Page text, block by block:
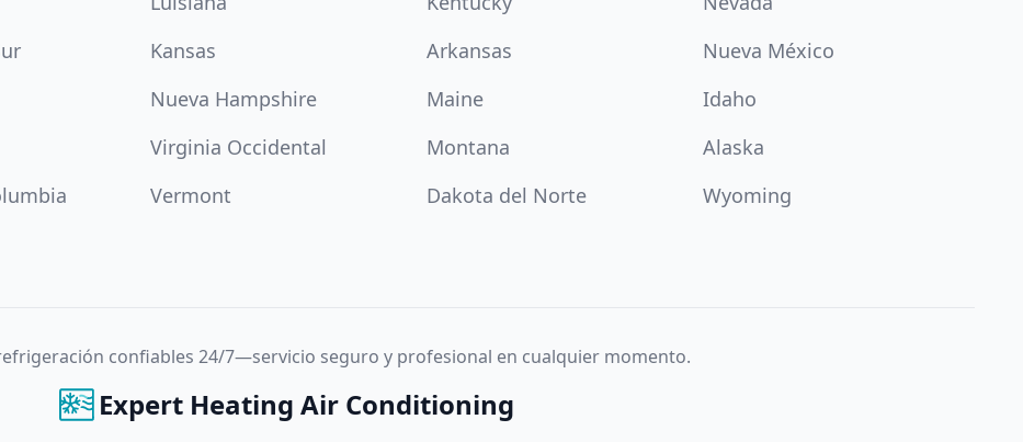
Kansas Arkansas
Nueva México
Nueva Hampshire Maine
Idaho
Virginia Occidental Montana
Alaska
Vermont Dakota del Norte
Wyoming
confiables 24/7—servicio seguro y profesional en cualquier momento.
Expert Heating Air Conditioning